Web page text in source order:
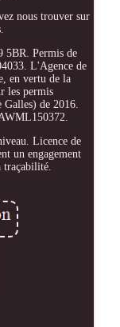
nous trouver sur
5BR. Permis de
L'Agence de
en vertu de la
les permis
Galles) de 2016.
Licence de
un engagement
traçabilité.